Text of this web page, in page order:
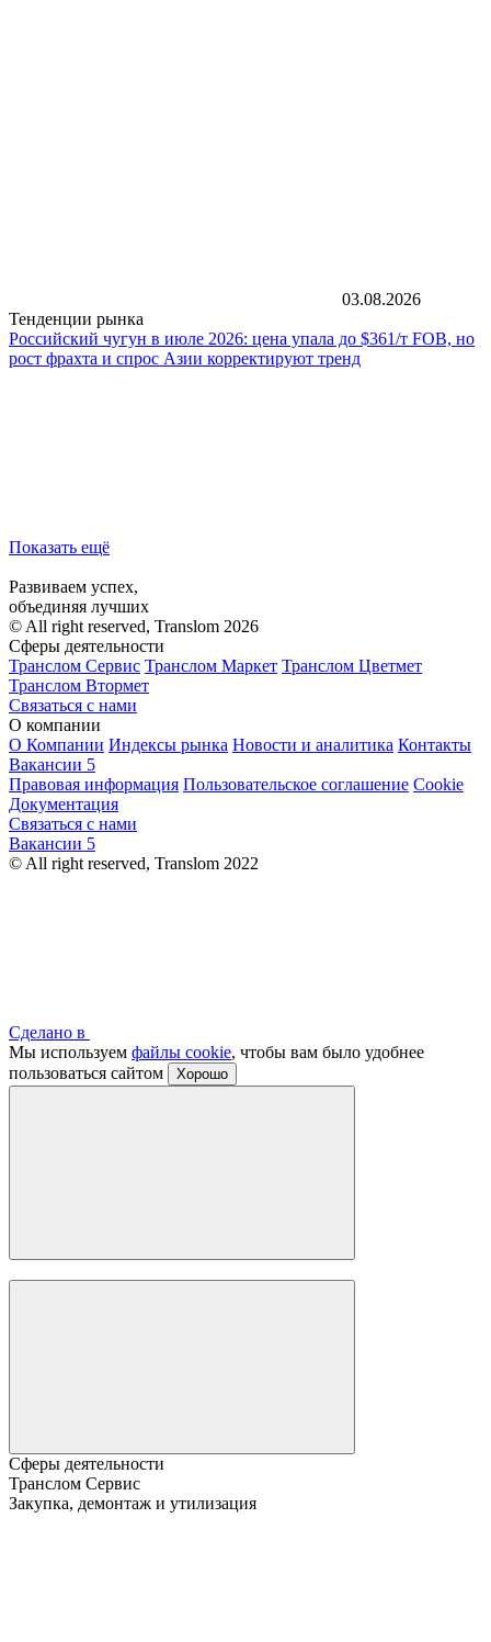
03.08.2026
Тенденции рынка
Российский чугун в июле 2026: цена упала до $361/т FOB, но
рост фрахта и спрос Азии корректируют тренд
Показать ещё
Развиваем успех,
объединяя лучших
© All right reserved, Translom 2026
Сферы деятельности
Транслом Сервис Транслом Маркет Транслом Цветмет
Транслом Втормет
Связаться с нами
О компании
О Компании Индексы рынка Новости и аналитика Контакты
Вакансии 5
Правовая информация Пользовательское соглашение Cookie
Документация
Связаться с нами
Вакансии 5
© All right reserved, Translom 2022
Сделано в
Мы используем файлы cookie, чтобы вам было удобнее
пользоваться сайтом
Хорошо
Сферы деятельности
Транслом Сервис
Закупка, демонтаж и утилизация